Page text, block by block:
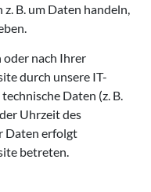
B. um Daten handeln,
nach Ihrer
durch unsere IT-
Daten (z. B.
Uhrzeit des
Daten erfolgt
betreten.